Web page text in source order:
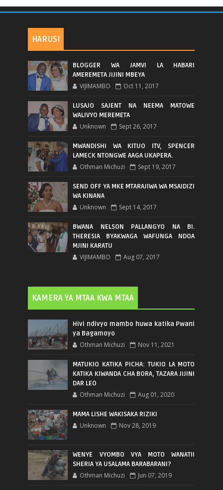
HARUSI
BLOGGER WA JAMVI LA HABARI
AMEREMETA JIJINI MBEYA
VIJIMAMBO Oct 11, 2017
LUSAJO SAJENT NA NEEMA MATOWE
WALIVYO MEREMETA
Unknown Sept 26, 2017
MWANDISHI WA KITUO ITV, SPENCER
LAMECK NTONGWE AAGA UKAPERA.
Othman Michuzi Sept 19, 2017
SEND OFF YA MKE MTARAJIWA WA MSAIDIZI
WA KINANA
Unknown Sept 14, 2017
BWANA NELSON PALLANGYO NA BI.
THERESIA BYAKWAGA WAFUNGA NDOA
MJINI KARATU
VIJIMAMBO Aug 07, 2017
KAMERA YA MTAA KWA MTAA
Hivi ndivyo mambo huwa katika Pwani
ya Bagamoyo
Othman Michuzi Nov 11, 2021
MATUKIO KATIKA PICHA: TUKIO LA MOTO
KATIKA KIWANDA CHA BORA, TAZARA JIJINI
DAR LEO
Othman Michuzi Aug 01, 2020
MAMA LISHE WAKISAKA RIZIKI
Unknown Nov 28, 2019
WENYE VYOMBO VYA MOTO WANATII
SHERIA YA USALAMA BARABARANI?
Othman Michuzi Jun 07, 2019